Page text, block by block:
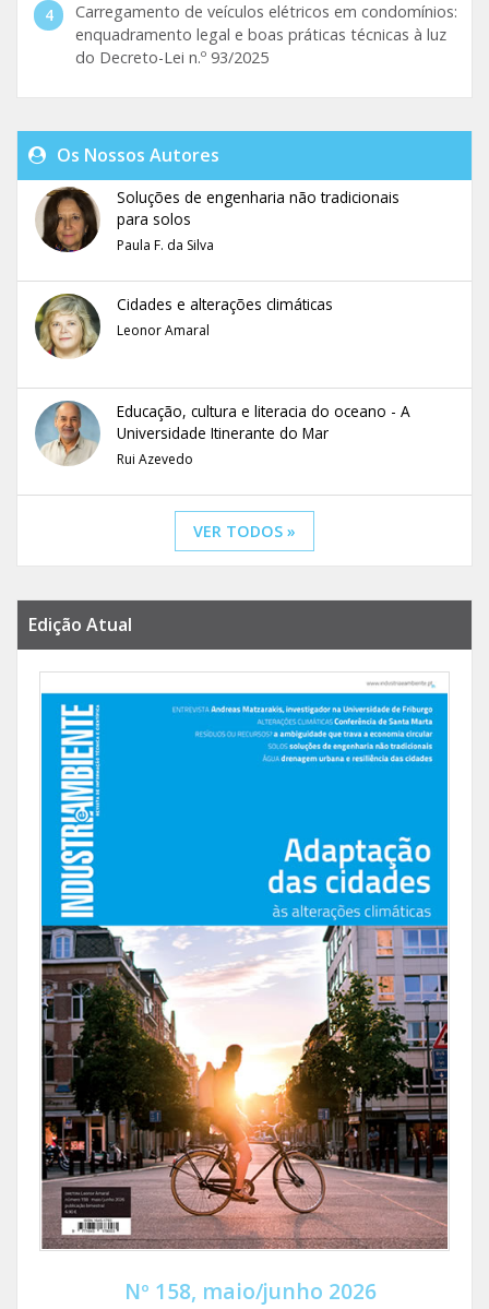
Carregamento de veículos elétricos em condomínios:
enquadramento legal e boas práticas técnicas à luz
do Decreto-Lei n.º 93/2025
Os Nossos Autores
Soluções de engenharia não tradicionais
para solos
Paula F. da Silva
Cidades e alterações climáticas
Leonor Amaral
Educação, cultura e literacia do oceano - A
Universidade Itinerante do Mar
Rui Azevedo
VER TODOS »
Edição Atual
Nº 158, maio/junho 2026